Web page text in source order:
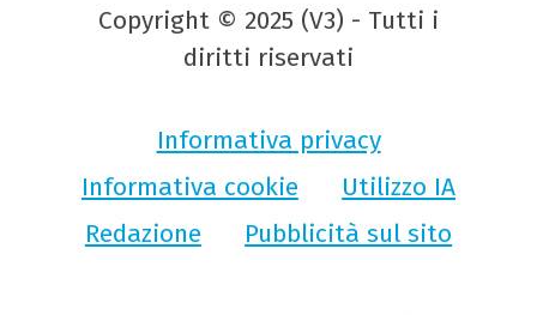
Copyright © 2025 (V3) - Tutti i
diritti riservati
Informativa privacy
Informativa cookie
Utilizzo IA
Redazione
Pubblicità sul sito